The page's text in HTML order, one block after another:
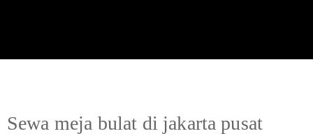
Sewa meja bulat di jakarta pusat